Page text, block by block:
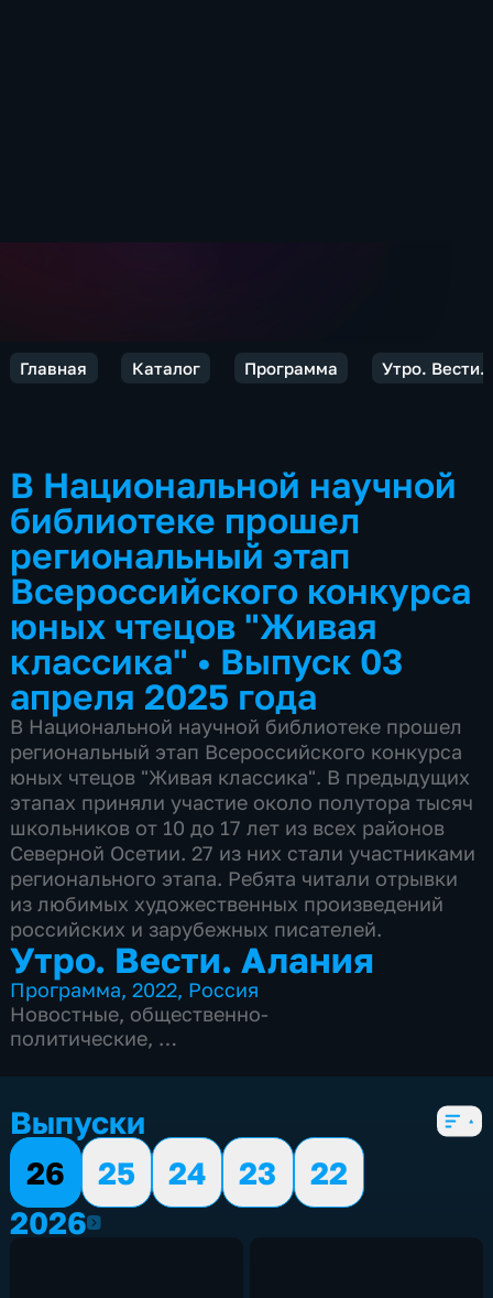
Главная Каталог Программа Утро. Вести.
В Национальной научной
библиотеке прошел
региональный этап
Всероссийского конкурса
юных чтецов "Живая
классика" • Выпуск 03
апреля 2025 года
В Национальной научной библиотеке прошел
региональный этап Всероссийского конкурса
юных чтецов "Живая классика". В предыдущих
этапах приняли участие около полутора тысяч
школьников от 10 до 17 лет из всех районов
Северной Осетии. 27 из них стали участниками
регионального этапа. Ребята читали отрывки
из любимых художественных произведений
российских и зарубежных писателей.
Утро. Вести. Алания
Программа,2022, Россия
Новостные, общественно-
политические,
Выпуски
26
25 24 23
22
20262026